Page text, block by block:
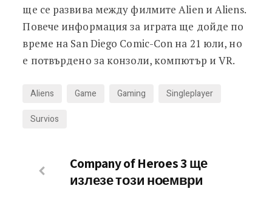
ще се развива между филмите Alien и Aliens.
Повече информация за играта ще дойде по
време на San Diego Comic-Con на 21 юли, но
е потвърдено за конзоли, компютър и VR.
Aliens Game Gaming
Singleplayer
Survios
Company of Heroes 3 ще
излезе този ноември